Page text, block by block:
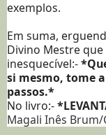
exemplos.
Em suma,
Divino Mestre
inesquecível:-
si mesmo, tome
passos.*
No livro:-
Magali Inês